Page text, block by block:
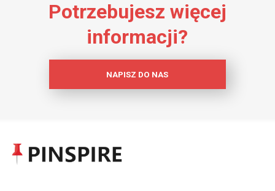
Potrzebujesz więcej
informacji?
NAPISZ DO NAS